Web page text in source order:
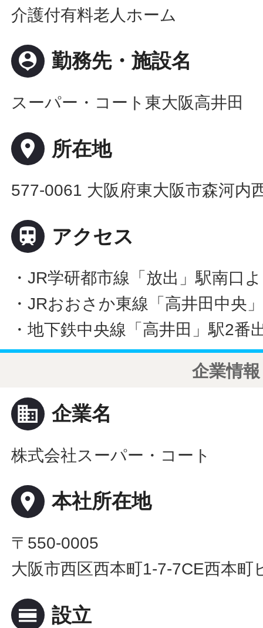
介護付有料老人ホーム
person_pin 勤務先・施設名
スーパー・コート東大阪高井田
place 所在地
577-0061 大阪府東大阪市森河内
 アクセス
・JR学研都市線「放出」駅南口
・JRおおさか東線「高井田中央
・地下鉄中央線「高井田」駅2番
企業情報
business 企業名
株式会社スーパー・コート
place 本社所在地
〒550-0005
大阪市西区西本町1-7-7CE西本町
calendar_view_day 設立